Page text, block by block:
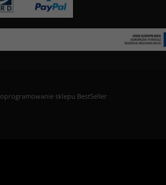
oprogramowanie sklepu BestSeller